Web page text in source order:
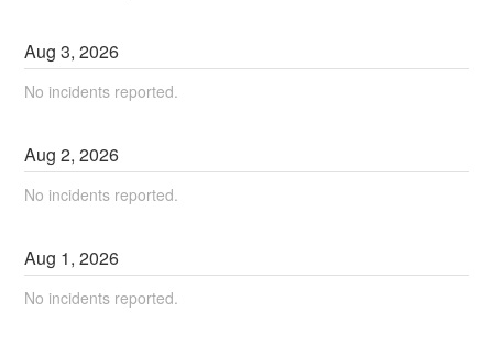
Aug3,2026
No incidents reported.
Aug2,2026
No incidents reported.
Aug 1,2026
No incidents reported.